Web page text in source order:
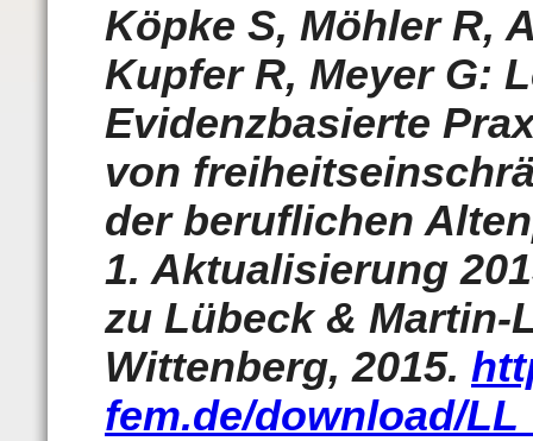
Köpke S, Möhler R,
Kupfer R, Meyer G:
Evidenzbasierte
von
der beruflichen
1. Aktualisierung
zu Lübeck & Martin-
Wittenberg, 2015.
fem.de/download/